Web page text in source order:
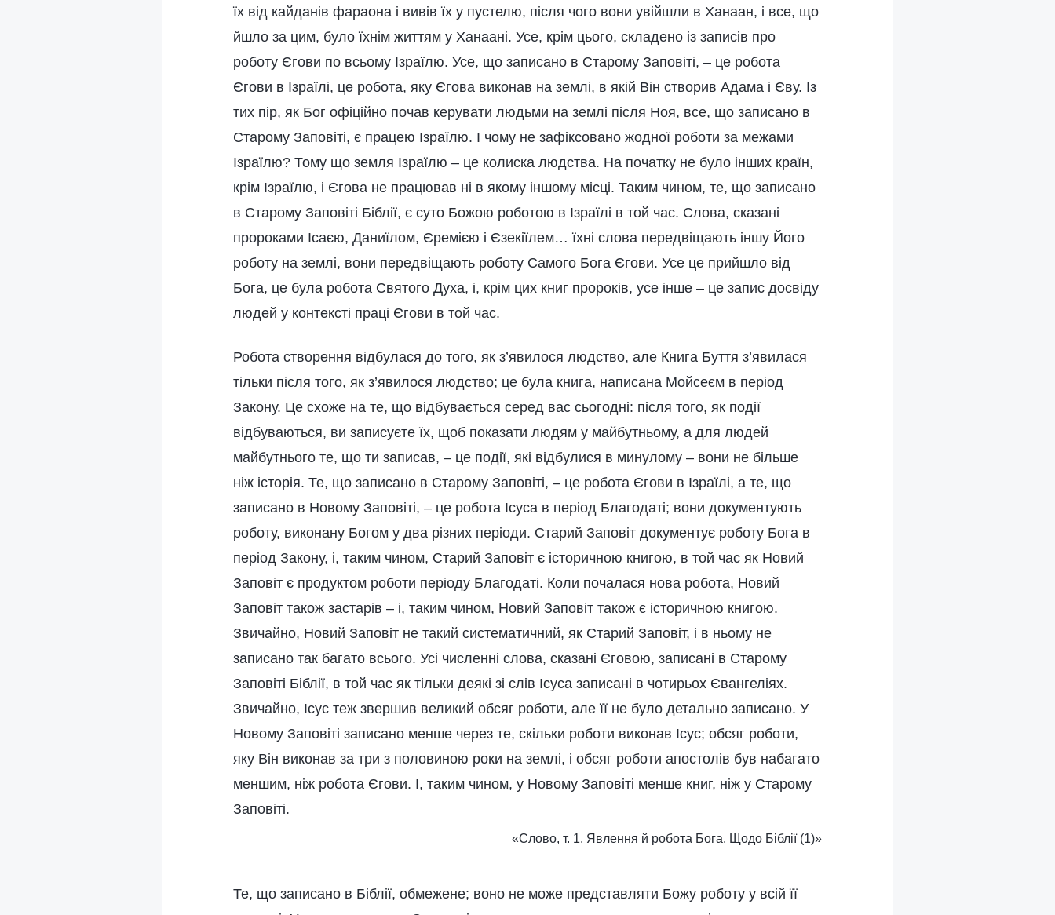
їх від кайданів фараона і вивів їх у пустелю, після чого вони увійшли в Ханаан, і все, що
йшло за цим, було їхнім життям у Ханаані. Усе, крім цього, складено із записів про
роботу Єгови по всьому Ізраїлю. Усе, що записано в Старому Заповіті, – це робота
Єгови в Ізраїлі, це робота, яку Єгова виконав на землі, в якій Він створив Адама і Єву. Із
тих пір, як Бог офіційно почав керувати людьми на землі після Ноя, все, що записано в
Старому Заповіті, є працею Ізраїлю. І чому не зафіксовано жодної роботи за межами
Ізраїлю? Тому що земля Ізраїлю – це колиска людства. На початку не було інших країн,
крім Ізраїлю, і Єгова не працював ні в якому іншому місці. Таким чином, те, що записано
в Старому Заповіті Біблії, є суто Божою роботою в Ізраїлі в той час. Слова, сказані
пророками Ісаєю, Даниїлом, Єремією і Єзекіїлем… їхні слова передвіщають іншу Його
роботу на землі, вони передвіщають роботу Самого Бога Єгови. Усе це прийшло від
Бога, це була робота Святого Духа, і, крім цих книг пророків, усе інше – це запис досвіду
людей у контексті праці Єгови в той час.
Робота створення відбулася до того, як з’явилося людство, але Книга Буття з’явилася
тільки після того, як з’явилося людство; це була книга, написана Мойсеєм в період
Закону. Це схоже на те, що відбувається серед вас сьогодні: після того, як події
відбуваються, ви записуєте їх, щоб показати людям у майбутньому, а для людей
майбутнього те, що ти записав, – це події, які відбулися в минулому – вони не більше
ніж історія. Те, що записано в Старому Заповіті, – це робота Єгови в Ізраїлі, а те, що
записано в Новому Заповіті, – це робота Ісуса в період Благодаті; вони документують
роботу, виконану Богом у два різних періоди. Старий Заповіт документує роботу Бога в
період Закону, і, таким чином, Старий Заповіт є історичною книгою, в той час як Новий
Заповіт є продуктом роботи періоду Благодаті. Коли почалася нова робота, Новий
Заповіт також застарів – і, таким чином, Новий Заповіт також є історичною книгою.
Звичайно, Новий Заповіт не такий систематичний, як Старий Заповіт, і в ньому не
записано так багато всього. Усі численні слова, сказані Єговою, записані в Старому
Заповіті Біблії, в той час як тільки деякі зі слів Ісуса записані в чотирьох Євангеліях.
Звичайно, Ісус теж звершив великий обсяг роботи, але її не було детально записано. У
Новому Заповіті записано менше через те, скільки роботи виконав Ісус; обсяг роботи,
яку Він виконав за три з половиною роки на землі, і обсяг роботи апостолів був набагато
меншим, ніж робота Єгови. І, таким чином, у Новому Заповіті менше книг, ніж у Старому
Заповіті.
«Слово, т. 1. Явлення й робота Бога. Щодо Біблії (1)»
Те, що записано в Біблії, обмежене; воно не може представляти Божу роботу у всій її